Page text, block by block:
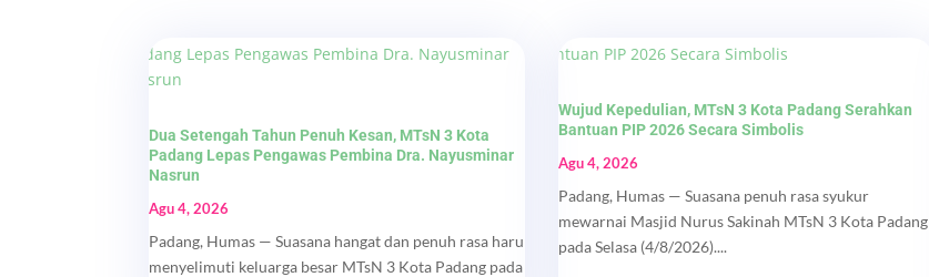
Dua Setengah Tahun Penuh Kesan, MTsN 3 Kota
Padang Lepas Pengawas Pembina Dra. Nayusminar
Nasrun
Agu 4, 2026
Padang, Humas — Suasana hangat dan penuh rasa haru
menyelimuti keluarga besar MTsN 3 Kota Padang pada
Wujud Kepedulian, MTsN 3 Kota Padang Serahkan
Bantuan PIP 2026 Secara Simbolis
Agu 4, 2026
Padang, Humas — Suasana penuh rasa syukur
mewarnai Masjid Nurus Sakinah MTsN 3 Kota Padang
pada Selasa (4/8/2026)....